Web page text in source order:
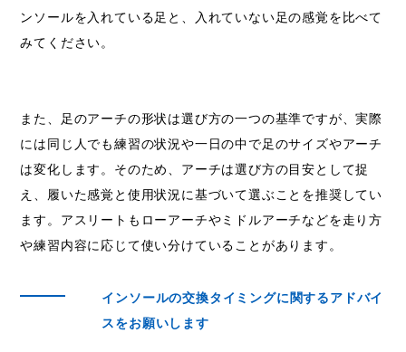
ンソールを入れている足と、入れていない足の感覚を比べて
みてください。
また、足のアーチの形状は選び方の一つの基準ですが、実際
には同じ人でも練習の状況や一日の中で足のサイズやアーチ
は変化します。そのため、アーチは選び方の目安として捉
え、履いた感覚と使用状況に基づいて選ぶことを推奨してい
ます。アスリートもローアーチやミドルアーチなどを走り方
や練習内容に応じて使い分けていることがあります。
インソールの交換タイミングに関するアドバイ
スをお願いします